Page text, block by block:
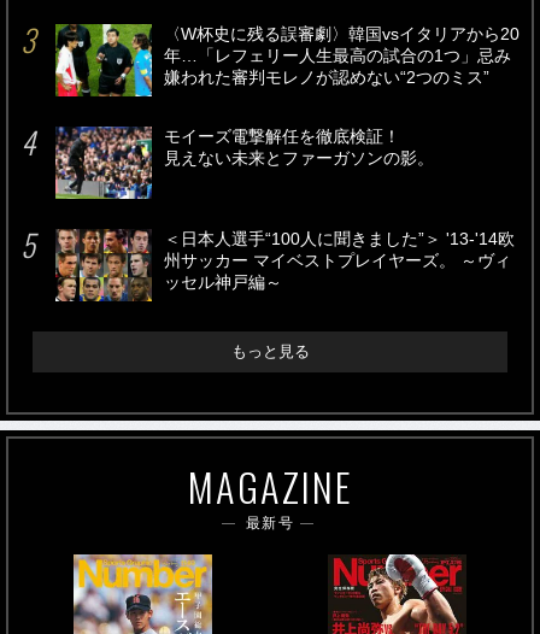
〈W杯史に残る誤審劇〉韓国vsイタリアから20
年…「レフェリー人生最高の試合の1つ」忌み
嫌われた審判モレノが認めない“2つのミス”
モイーズ電撃解任を徹底検証！
見えない未来とファーガソンの影。
＜日本人選手“100人に聞きました”＞ '13-'14欧
州サッカー マイベストプレイヤーズ。 ～ヴィ
ッセル神戸編～
もっと見る
MAGAZINE
最新号